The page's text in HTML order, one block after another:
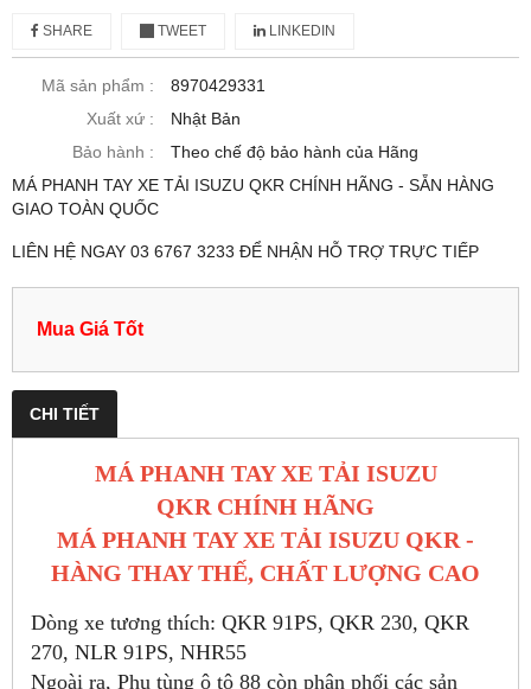
SHARE TWEET LINKEDIN
Mã sản phẩm :
8970429331
Xuất xứ :
Nhật Bản
Bảo hành :
Theo chế độ bảo hành của Hãng
MÁ PHANH TAY XE TẢI ISUZU QKR CHÍNH HÃNG - SẴN HÀNG
GIAO TOÀN QUỐC
LIÊN HỆ NGAY 03 6767 3233 ĐỂ NHẬN HỖ TRỢ TRỰC TIẾP
Mua Giá Tốt
CHI TIẾT
MÁ PHANH TAY XE TẢI ISUZU
QKR CHÍNH HÃNG
MÁ PHANH TAY XE TẢI ISUZU QKR -
HÀNG THAY THẾ, CHẤT LƯỢNG CAO
Dòng xe tương thích: QKR 91PS, QKR 230, QKR
270, NLR 91PS, NHR55
Ngoài ra, Phụ tùng ô tô 88 còn phân phối các sản